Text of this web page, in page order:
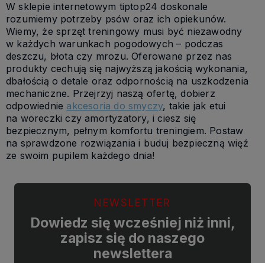
W sklepie internetowym tiptop24 doskonale
rozumiemy potrzeby psów oraz ich opiekunów.
Wiemy, że sprzęt treningowy musi być niezawodny
w każdych warunkach pogodowych – podczas
deszczu, błota czy mrozu. Oferowane przez nas
produkty cechują się najwyższą jakością wykonania,
dbałością o detale oraz odpornością na uszkodzenia
mechaniczne. Przejrzyj naszą ofertę, dobierz
odpowiednie akcesoria do smyczy, takie jak etui
na woreczki czy amortyzatory, i ciesz się
bezpiecznym, pełnym komfortu treningiem. Postaw
na sprawdzone rozwiązania i buduj bezpieczną więź
ze swoim pupilem każdego dnia!
NEWSLETTER
Dowiedz się wcześniej niż inni,
zapisz się do naszego
newslettera